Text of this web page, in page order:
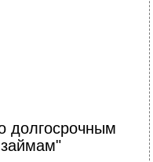
долгосрочным